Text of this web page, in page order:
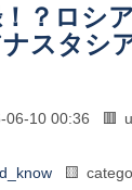
？ロシ
スタシ
06-10 00:36 🟥
🟨